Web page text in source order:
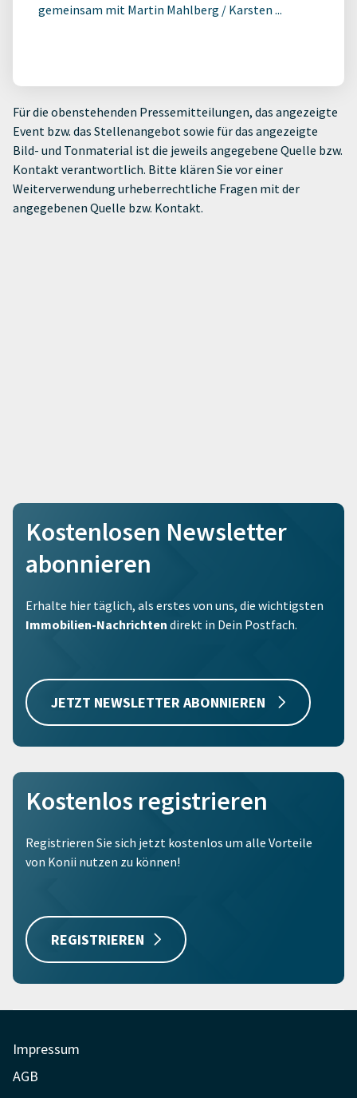
gemeinsam mit Martin Mahlberg / Karsten ...
Für die obenstehenden Pressemitteilungen, das angezeigte
Event bzw. das Stellenangebot sowie für das angezeigte
Bild- und Tonmaterial ist die jeweils angegebene Quelle bzw.
Kontakt verantwortlich. Bitte klären Sie vor einer
Weiterverwendung urheberrechtliche Fragen mit der
angegebenen Quelle bzw. Kontakt.
Kostenlosen Newsletter
abonnieren
Erhalte hier täglich, als erstes von uns, die wichtigsten
Immobilien-Nachrichten direkt in Dein Postfach.
JETZT NEWSLETTER ABONNIEREN
Kostenlos registrieren
Registrieren Sie sich jetzt kostenlos um alle Vorteile
von Konii nutzen zu können!
REGISTRIEREN
Impressum
AGB